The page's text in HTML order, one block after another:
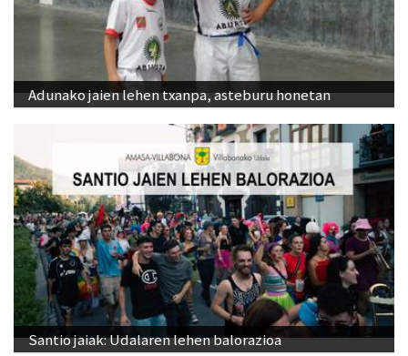
Adunako jaien lehen txanpa, asteburu honetan
Santio jaiak: Udalaren lehen balorazioa